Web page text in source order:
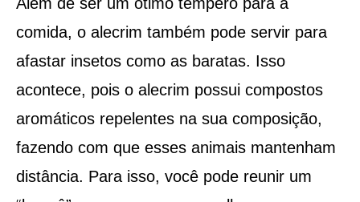
comida, o alecrim também pode servir para
afastar insetos como as baratas. Isso
acontece, pois o alecrim possui compostos
aromáticos repelentes na sua composição,
fazendo com que esses animais mantenham
distância. Para isso, você pode reunir um